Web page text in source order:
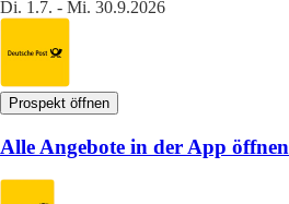
Di. 1.7. - Mi. 30.9.2026
Prospekt öffnen
Alle Angebote in der App öffnen